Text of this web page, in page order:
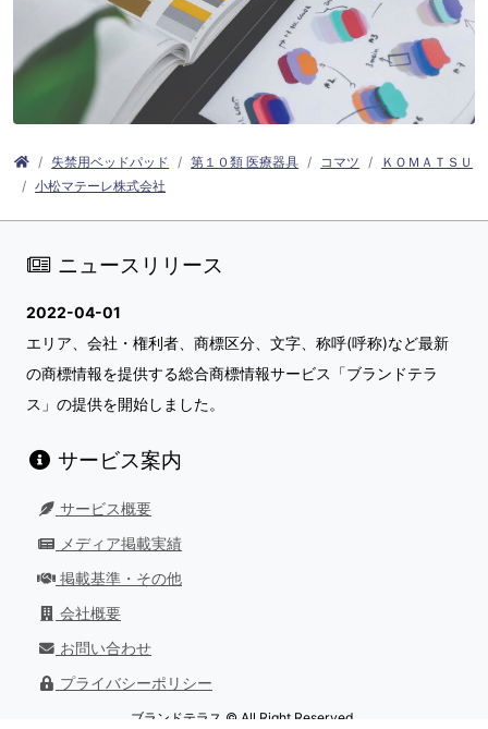
失禁用ベッドパッド 第１０類 医療器具 コマツ
ＫＯＭＡＴＳＵ
小松マテーレ株式会社
ニュースリリース
2022-04-01
エリア、会社・権利者、商標区分、文字、称呼(呼称)など最新
の商標情報を提供する総合商標情報サービス「ブランドテラ
ス」の提供を開始しました。
サービス案内
サービス概要
メディア掲載実績
掲載基準・その他
会社概要
お問い合わせ
プライバシーポリシー
ブランドテラス © All Right Reserved.